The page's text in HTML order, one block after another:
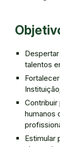
talentos
humanos
Estimular